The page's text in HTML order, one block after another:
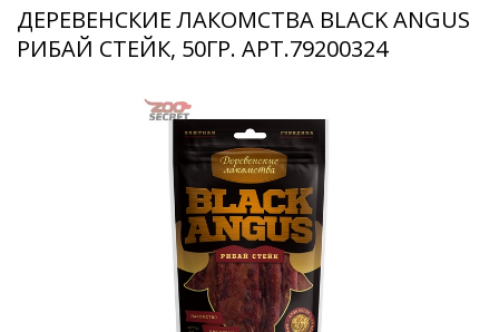
ДЕРЕВЕНСКИЕ ЛАКОМСТВА BLACK ANGUS
РИБАЙ СТЕЙК, 50ГР. АРТ.79200324